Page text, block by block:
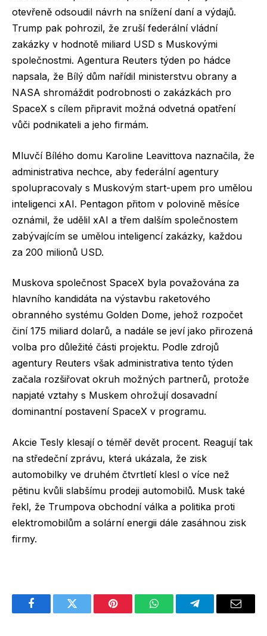
otevřeně odsoudil návrh na snížení daní a výdajů.
Trump pak pohrozil, že zruší federální vládní
zakázky v hodnotě miliard USD s Muskovými
společnostmi. Agentura Reuters týden po hádce
napsala, že Bílý dům nařídil ministerstvu obrany a
NASA shromáždit podrobnosti o zakázkách pro
SpaceX s cílem připravit možná odvetná opatření
vůči podnikateli a jeho firmám.
Mluvčí Bílého domu Karoline Leavittova naznačila, že
administrativa nechce, aby federální agentury
spolupracovaly s Muskovým start-upem pro umělou
inteligenci xAI. Pentagon přitom v polovině měsíce
oznámil, že udělil xAI a třem dalším společnostem
zabývajícím se umělou inteligencí zakázky, každou
za 200 milionů USD.
Muskova společnost SpaceX byla považována za
hlavního kandidáta na výstavbu raketového
obranného systému Golden Dome, jehož rozpočet
činí 175 miliard dolarů, a nadále se jeví jako přirozená
volba pro důležité části projektu. Podle zdrojů
agentury Reuters však administrativa tento týden
začala rozšiřovat okruh možných partnerů, protože
napjaté vztahy s Muskem ohrožují dosavadní
dominantní postavení SpaceX v programu.
Akcie Tesly klesají o téměř devět procent. Reagují tak
na středeční zprávu, která ukázala, že zisk
automobilky ve druhém čtvrtletí klesl o více než
pětinu kvůli slabšímu prodeji automobilů. Musk také
řekl, že Trumpova obchodní válka a politika proti
elektromobilům a solární energii dále zasáhnou zisk
firmy.
FacebookTwitter Pinterest WhatsAppTelegramEmail